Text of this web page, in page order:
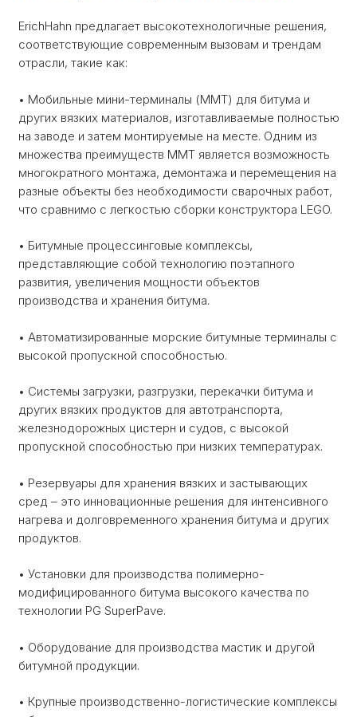
ErichHahn предлагает высокотехнологичные решения,
соответствующие современным вызовам и трендам
отрасли, такие как:
• Мобильные мини-терминалы (ММТ) для битума и
других вязких материалов, изготавливаемые полностью
на заводе и затем монтируемые на месте. Одним из
множества преимуществ ММТ является возможность
многократного монтажа, демонтажа и перемещения на
разные объекты без необходимости сварочных работ,
что сравнимо с легкостью сборки конструктора LEGO.
• Битумные процессинговые комплексы,
представляющие собой технологию поэтапного
развития, увеличения мощности объектов
производства и хранения битума.
• Автоматизированные морские битумные терминалы с
высокой пропускной способностью.
• Системы загрузки, разгрузки, перекачки битума и
других вязких продуктов для автотранспорта,
железнодорожных цистерн и судов, с высокой
пропускной способностью при низких температурах.
• Резервуары для хранения вязких и застывающих
сред – это инновационные решения для интенсивного
нагрева и долговременного хранения битума и других
продуктов.
• Установки для производства полимерно-
модифицированного битума высокого качества по
технологии PG SuperPave.
• Оборудование для производства мастик и другой
битумной продукции.
• Крупные производственно-логистические комплексы